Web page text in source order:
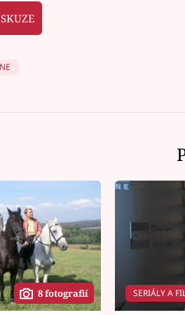
8 fotografií SERIÁLY A